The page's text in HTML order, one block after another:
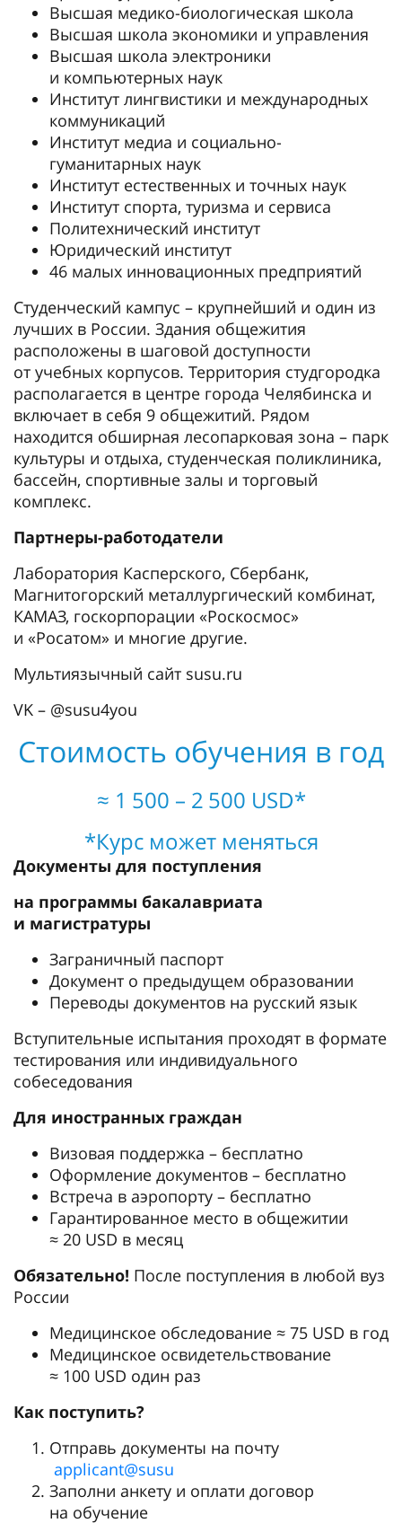
Высшая медико-биологическая школа
Высшая школа экономики и управления
Высшая школа электроники
и компьютерных наук
Институт лингвистики и международных
коммуникаций
Институт медиа и социально-
гуманитарных наук
Институт естественных и точных наук
Институт спорта, туризма и сервиса
Политехнический институт
Юридический институт
46 малых инновационных предприятий
Студенческий кампус – крупнейший и один из
лучших в России. Здания общежития
расположены в шаговой доступности
от учебных корпусов. Территория студгородка
располагается в центре города Челябинска и
включает в себя 9 общежитий. Рядом
находится обширная лесопарковая зона – парк
культуры и отдыха, студенческая поликлиника,
бассейн, спортивные залы и торговый
комплекс.
Партнеры-работодатели
Лаборатория Касперского, Сбербанк,
Магнитогорский металлургический комбинат,
КАМАЗ, госкорпорации «Роскосмос»
и «Росатом» и многие другие.
Мультиязычный сайт susu.ru
VK – @susu4you
Стоимость обучения в год
≈ 1 500 – 2 500 USD*
*Курс может меняться
Документы для поступления
на программы бакалавриата
и магистратуры
Заграничный паспорт
Документ о предыдущем образовании
Переводы документов на русский язык
Вступительные испытания проходят в формате
тестирования или индивидуального
собеседования
Для иностранных граждан
Визовая поддержка – бесплатно
Оформление документов – бесплатно
Встреча в аэропорту – бесплатно
Гарантированное место в общежитии
≈ 20 USD в месяц
Обязательно! После поступления в любой вуз
России
Медицинское обследование ≈ 75 USD в год
Медицинское освидетельствование
≈ 100 USD один раз
Как поступить?
Отправь документы на почту
applicant@susu
Заполни анкету и оплати договор
на обучение